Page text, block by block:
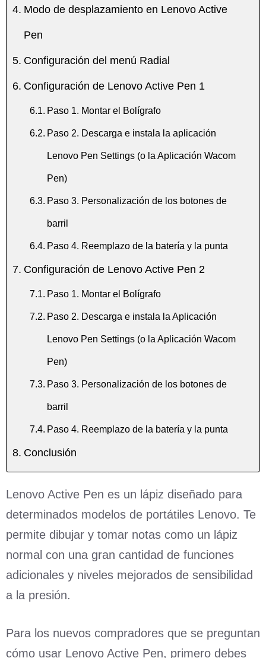
Modo de desplazamiento en Lenovo Active
Pen
Configuración del menú Radial
Configuración de Lenovo Active Pen 1
Paso 1. Montar el Bolígrafo
Paso 2. Descarga e instala la aplicación
Lenovo Pen Settings (o la Aplicación Wacom
Pen)
Paso 3. Personalización de los botones de
barril
Paso 4. Reemplazo de la batería y la punta
Configuración de Lenovo Active Pen 2
Paso 1. Montar el Bolígrafo
Paso 2. Descarga e instala la Aplicación
Lenovo Pen Settings (o la Aplicación Wacom
Pen)
Paso 3. Personalización de los botones de
barril
Paso 4. Reemplazo de la batería y la punta
Conclusión
Lenovo Active Pen es un lápiz diseñado para
determinados modelos de portátiles Lenovo. Te
permite dibujar y tomar notas como un lápiz
normal con una gran cantidad de funciones
adicionales y niveles mejorados de sensibilidad
a la presión.
Para los nuevos compradores que se preguntan
cómo usar Lenovo Active Pen, primero debes